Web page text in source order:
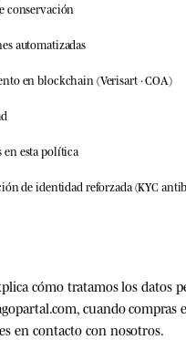
conservación
automatizadas
en blockchain (Verisart · COA)
en esta política
de identidad reforzada (KYC
cómo tratamos los datos
, cuando compras
en contacto con nosotros.